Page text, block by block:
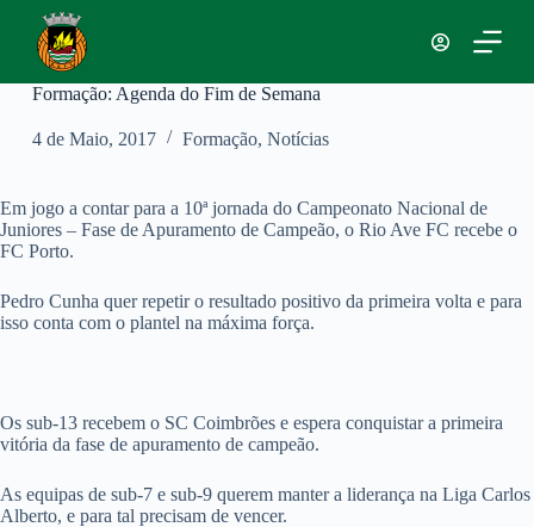
a
o
c
o
t
e
Formação: Agenda do Fim de Semana
4 de Maio, 2017 Formação, Notícias
Em jogo a contar para a 10ª jornada do Campeonato Nacional de
Juniores – Fase de Apuramento de Campeão, o Rio Ave FC recebe o
FC Porto.
Pedro Cunha quer repetir o resultado positivo da primeira volta e para
isso conta com o plantel na máxima força.
Os sub-13 recebem o SC Coimbrões e espera conquistar a primeira
vitória da fase de apuramento de campeão.
As equipas de sub-7 e sub-9 querem manter a liderança na Liga Carlos
Alberto, e para tal precisam de vencer.